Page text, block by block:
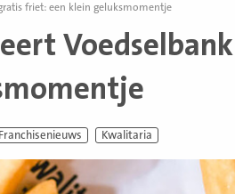
friet: een klein geluksmomentje
Franchisenieuws Kwalitaria